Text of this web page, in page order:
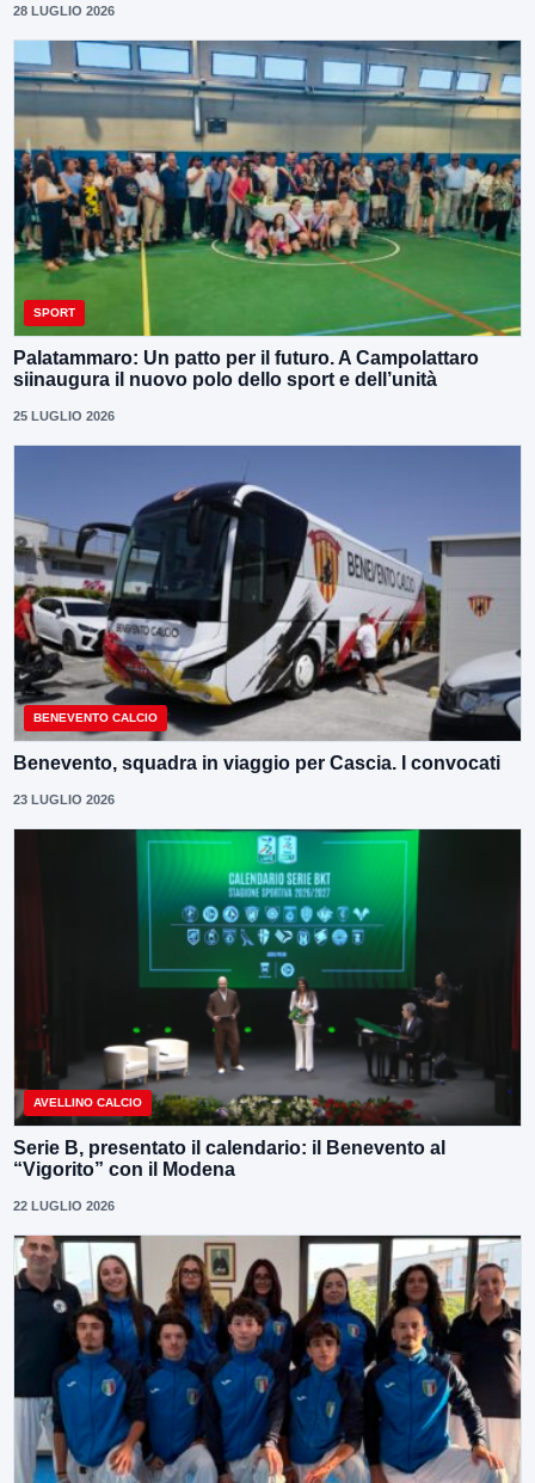
28 LUGLIO 2026
SPORT
Palatammaro: Un patto per il futuro. A Campolattaro
siinaugura il nuovo polo dello sport e dell’unità
25 LUGLIO 2026
BENEVENTO CALCIO
Benevento, squadra in viaggio per Cascia. I convocati
23 LUGLIO 2026
AVELLINO CALCIO
Serie B, presentato il calendario: il Benevento al
“Vigorito” con il Modena
22 LUGLIO 2026